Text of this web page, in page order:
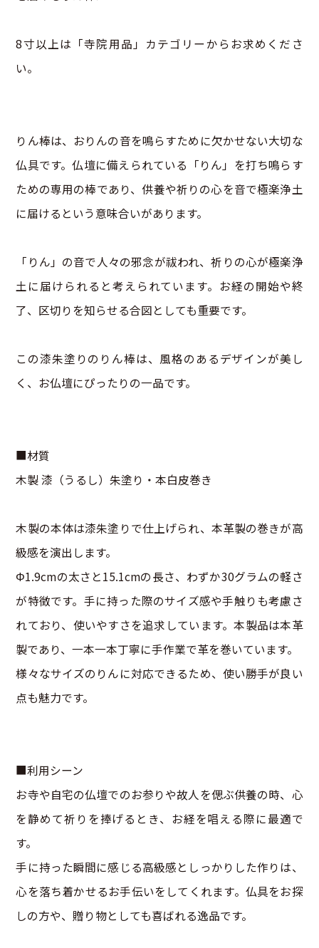
−
8寸以上は「寺院用品」カテゴリーからお求めくださ
い。
りん棒は、おりんの音を鳴らすために欠かせない大切な
仏具です。仏壇に備えられている「りん」を打ち鳴らす
ための専用の棒であり、供養や祈りの心を音で極楽浄土
に届けるという意味合いがあります。
「りん」の音で人々の邪念が祓われ、祈りの心が極楽浄
土に届けられると考えられています。お経の開始や終
了、区切りを知らせる合図としても重要です。
この漆朱塗りのりん棒は、風格のあるデザインが美し
く、お仏壇にぴったりの一品です。
■材質
木製 漆（うるし）朱塗り・本白皮巻き
木製の本体は漆朱塗りで仕上げられ、本革製の巻きが高
級感を演出します。
Φ1.9cmの太さと15.1cmの長さ、わずか30グラムの軽さ
が特徴です。手に持った際のサイズ感や手触りも考慮さ
れており、使いやすさを追求しています。本製品は本革
製であり、一本一本丁寧に手作業で革を巻いています。
様々なサイズのりんに対応できるため、使い勝手が良い
点も魅力です。
■利用シーン
お寺や自宅の仏壇でのお参りや故人を偲ぶ供養の時、心
を静めて祈りを捧げるとき、お経を唱える際に最適で
す。
手に持った瞬間に感じる高級感としっかりした作りは、
心を落ち着かせるお手伝いをしてくれます。仏具をお探
しの方や、贈り物としても喜ばれる逸品です。